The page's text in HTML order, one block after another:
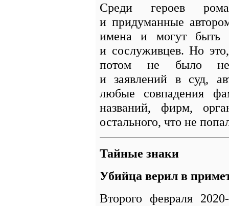
Среди героев
и придуманные
имена и могут быть
и сослуживцев. Но
потом не было
и заявлений в суд,
любые совпадения
названий, фирм,
остального, что не
Тайные знаки
Убийца верил в
Второго февраля